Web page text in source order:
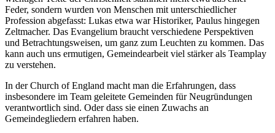
Feder, sondern wurden von Menschen mit unterschiedlicher
Profession abgefasst: Lukas etwa war Historiker, Paulus hingegen
Zeltmacher. Das Evangelium braucht verschiedene Perspektiven
und Betrachtungsweisen, um ganz zum Leuchten zu kommen. Das
kann auch uns ermutigen, Gemeindearbeit viel stärker als Teamplay
zu verstehen.
In der Church of England macht man die Erfahrungen, dass
insbesondere im Team geleitete Gemeinden für Neugründungen
verantwortlich sind. Oder dass sie einen Zuwachs an
Gemeindegliedern erfahren haben.